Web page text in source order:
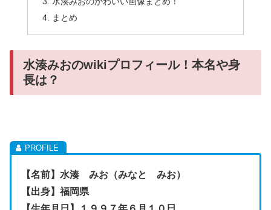
まとめ
水湊みおのwikiプロフィール！本名や身
長は？
【名前】水湊 みお（みなと みお）
【出身】福岡県